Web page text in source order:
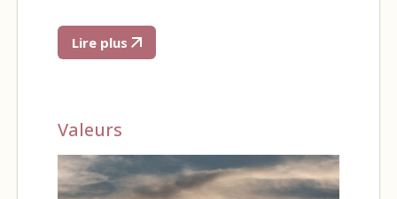
Lire plus
Valeurs